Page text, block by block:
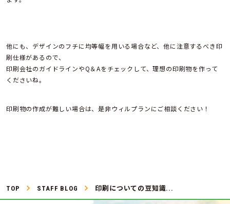
他にも、デザインのフチに均等幅を用いる場合など、他に注意するべき印
刷仕様があるので、
印刷会社のガイドラインやQ＆Aをチェックして、理想の印刷物を作って
くださいね。
印刷物の作成が難しい場合は、是非ウィルプランにご相談ください！
TOP STAFF BLOG 印刷についての豆知識...